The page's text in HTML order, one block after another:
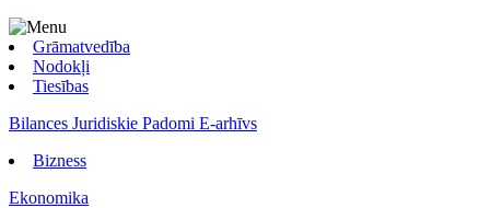
Grāmatvedība
Nodokļi
Tiesības
Bilances Juridiskie Padomi E-arhīvs
Bizness
Ekonomika